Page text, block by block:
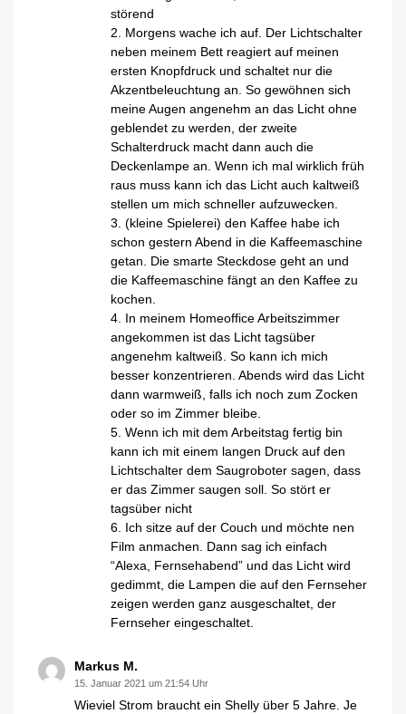
störend
2. Morgens wache ich auf. Der Lichtschalter
neben meinem Bett reagiert auf meinen
ersten Knopfdruck und schaltet nur die
Akzentbeleuchtung an. So gewöhnen sich
meine Augen angenehm an das Licht ohne
geblendet zu werden, der zweite
Schalterdruck macht dann auch die
Deckenlampe an. Wenn ich mal wirklich früh
raus muss kann ich das Licht auch kaltweiß
stellen um mich schneller aufzuwecken.
3. (kleine Spielerei) den Kaffee habe ich
schon gestern Abend in die Kaffeemaschine
getan. Die smarte Steckdose geht an und
die Kaffeemaschine fängt an den Kaffee zu
kochen.
4. In meinem Homeoffice Arbeitszimmer
angekommen ist das Licht tagsüber
angenehm kaltweiß. So kann ich mich
besser konzentrieren. Abends wird das Licht
dann warmweiß, falls ich noch zum Zocken
oder so im Zimmer bleibe.
5. Wenn ich mit dem Arbeitstag fertig bin
kann ich mit einem langen Druck auf den
Lichtschalter dem Saugroboter sagen, dass
er das Zimmer saugen soll. So stört er
tagsüber nicht
6. Ich sitze auf der Couch und möchte nen
Film anmachen. Dann sag ich einfach
“Alexa, Fernsehabend” und das Licht wird
gedimmt, die Lampen die auf den Fernseher
zeigen werden ganz ausgeschaltet, der
Fernseher eingeschaltet.
Markus M.
15. Januar 2021 um 21:54 Uhr
Wieviel Strom braucht ein Shelly über 5 Jahre. Je